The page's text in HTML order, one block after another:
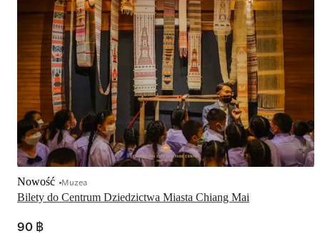
Bilety do Centrum Dziedzictwa Miasta Chiang Mai
Nowość Muzea
90 ฿